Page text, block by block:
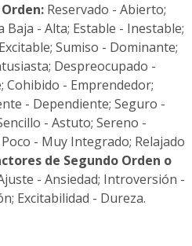
Reservado - Abierto;
Baja - Alta; Estable - Inestable;
Sumiso - Dominante;
Despreocupado -
Cohibido - Emprendedor;
- Dependiente; Seguro -
- Astuto; Sereno -
- Muy Integrado; Relajado
de Segundo Orden o
- Ansiedad; Introversión -
Excitabilidad - Dureza.